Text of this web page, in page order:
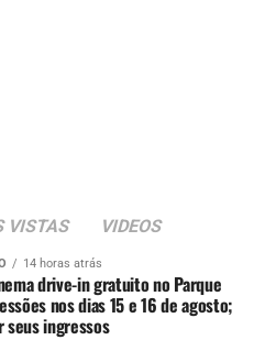
VISTAS VIDEOS
14 horas atrás
drive-in gratuito no Parque
nos dias 15 e 16 de agosto;
ingressos